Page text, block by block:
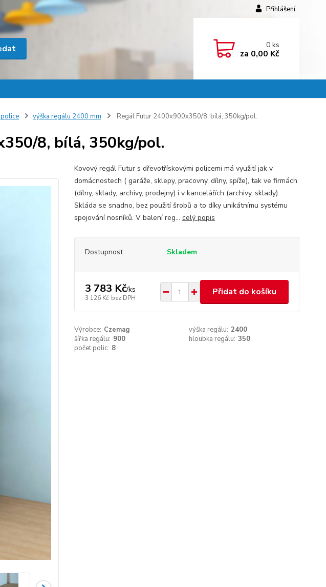
Přihlášení
0ks
za 0,00 Kč
výška regálu 2400 mm Regál Futur 2400x900x350/8, bílá, 350kg/pol.
8, bílá, 350kg/pol.
Kovový regál Futur s dřevotřískovými policemi má využití jak v
domácnostech ( garáže, sklepy, pracovny, dílny, spíže), tak ve firmách
(dílny, sklady, archivy, prodejny) i v kancelářích (archivy, sklady).
Skláda se snadno, bez použití šrobů a to díky unikátnímu systému
spojování nosníků. V balení reg... celý popis
Dostupnost Skladem
3 783 Kč/ks
3 126 Kč bez DPH
Přidat do košíku
Výrobce: Czemag výška regálu: 2400
šířka regálu: 900 hloubka regálu: 350
počet polic: 8